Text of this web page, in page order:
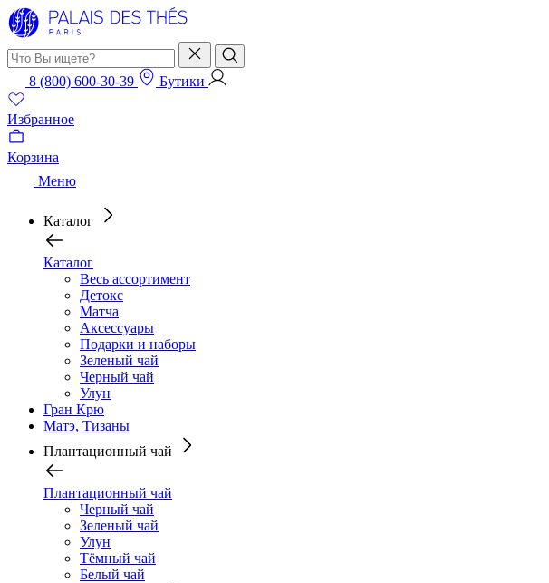
8 (800) 600-30-39 Бутики
Избранное
Корзина
Меню
Каталог
Каталог
Весь ассортимент
Детокс
Матча
Аксессуары
Подарки и наборы
Зеленый чай
Черный чай
Улун
Гран Крю
Матэ, Тизаны
Плантационный чай
Плантационный чай
Черный чай
Зеленый чай
Улун
Тёмный чай
Белый чай